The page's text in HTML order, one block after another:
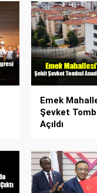
Emek
Şevket
Açıldı